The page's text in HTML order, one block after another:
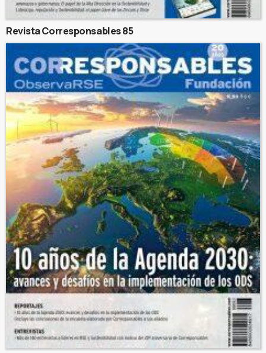
Revista Corresponsables 85